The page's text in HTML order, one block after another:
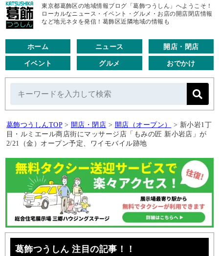
東京都葛飾区の地域情報ブログ「葛飾つうしん」へようこそ！
ローカルなニュース・イベント・グルメ・お店の開店閉店情報
など地元ネタを発信！葛飾区近隣地域の情報も
ホーム ニュース 開店・閉店
イベント グルメ おでかけ
葛飾つうしんTOP > 開店・閉店 > 開店（オープン） > 新小岩1丁
目・ルミエール商店街にマッサージ店「もみの匠 新小岩店」が
2/21（金）オープン予定、ワイモバイル跡地
葛飾つうしん 注目の記事！！